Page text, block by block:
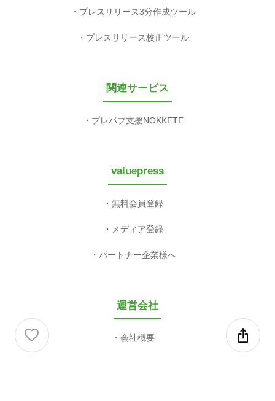
プレスリリース3分作成ツール
プレスリリース校正ツール
関連サービス
プレパブ支援NOKKETE
valuepress
無料会員登録
メディア登録
パートナー企業様へ
運営会社
会社概要